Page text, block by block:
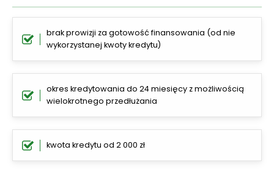
brak prowizji za gotowość finansowania (od nie
wykorzystanej kwoty kredytu)
okres kredytowania do 24 miesięcy z możliwością
wielokrotnego przedłużania
kwota kredytu od 2 000 zł